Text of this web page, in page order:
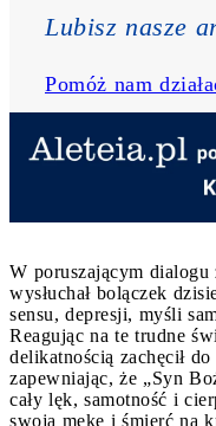
Lubisz nasze
Pomóż nam
W poruszającym dialogu
wysłuchał bolączek
sensu, depresji, myśli
Reagując na te trudne
delikatnością zachęcił
zapewniając, że „Syn
cały lęk, samotność i
swoją mękę i śmierć na